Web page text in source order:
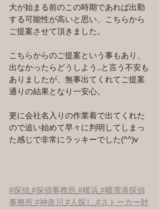
大が始まる前のこの時期であれば出勤
する可能性が高いと思い、こちらから
ご提案させて頂きました。
こちらからのご提案という事もあり、
出なかったらどうしよう..と言う不安も
ありましたが、無事出てくれてご提案
通りの結果となり一安心。
更に会社名入りの作業着で出てくれた
ので追い始めて早々に判明してしまっ
た感じで非常にラッキーでした(^^)v
#探偵 #探偵事務所 #横浜 #横濱港探偵
事務所 #神奈川 #人探し #ストーカー対